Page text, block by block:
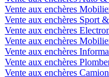
Vente aux enchères
Vente aux enchères Sport
Vente aux enchères
Vente aux enchères
Vente aux enchères
Vente aux enchères
Vente aux enchères